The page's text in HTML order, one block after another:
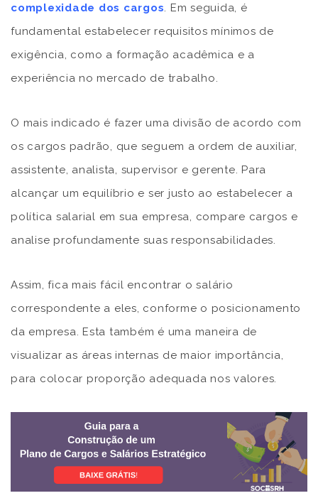
complexidade dos cargos. Em seguida, é
fundamental estabelecer requisitos mínimos de
exigência, como a formação acadêmica e a
experiência no mercado de trabalho.
O mais indicado é fazer uma divisão de acordo com
os cargos padrão, que seguem a ordem de auxiliar,
assistente, analista, supervisor e gerente. Para
alcançar um equilíbrio e ser justo ao estabelecer a
política salarial em sua empresa, compare cargos e
analise profundamente suas responsabilidades.
Assim, fica mais fácil encontrar o salário
correspondente a eles, conforme o posicionamento
da empresa. Esta também é uma maneira de
visualizar as áreas internas de maior importância,
para colocar proporção adequada nos valores.